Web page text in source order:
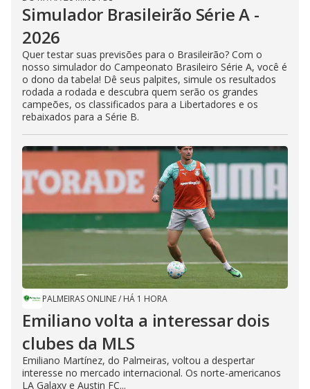
Simulador Brasileirão Série A -
2026
Quer testar suas previsões para o Brasileirão? Com o
nosso simulador do Campeonato Brasileiro Série A, você é
o dono da tabela! Dê seus palpites, simule os resultados
rodada a rodada e descubra quem serão os grandes
campeões, os classificados para a Libertadores e os
rebaixados para a Série B.
PALMEIRAS ONLINE/ HÁ 1 HORA
Emiliano volta a interessar dois
clubes da MLS
Emiliano Martínez, do Palmeiras, voltou a despertar
interesse no mercado internacional. Os norte-americanos
LA Galaxy e Austin FC...